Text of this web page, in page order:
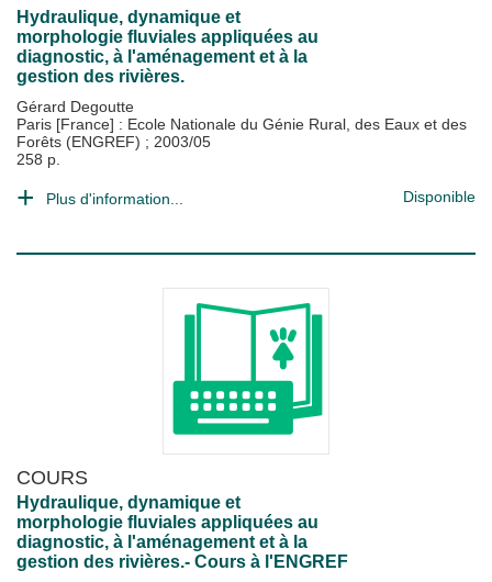
Hydraulique, dynamique et
morphologie fluviales appliquées au
diagnostic, à l'aménagement et à la
gestion des rivières.
Gérard Degoutte
Paris [France] : Ecole Nationale du Génie Rural, des Eaux et des
Forêts (ENGREF) ; 2003/05
258 p.
Plus d'information... Disponible
COURS
Hydraulique, dynamique et
morphologie fluviales appliquées au
diagnostic, à l'aménagement et à la
gestion des rivières.- Cours à l'ENGREF